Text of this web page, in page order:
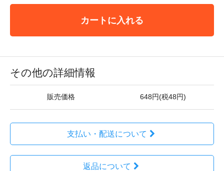
カートに入れる
その他の詳細情報
販売価格 648円(税48円)
支払い・配送について
返品について